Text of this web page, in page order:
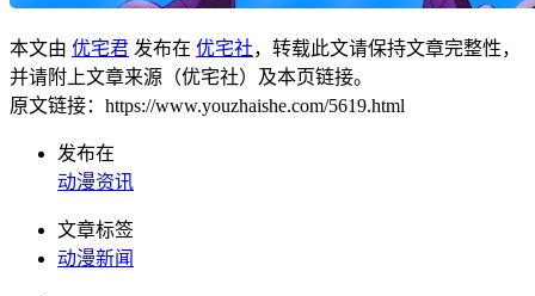
本文由 优宅君 发布在 优宅社，转载此文请保持文章完整性，
并请附上文章来源（优宅社）及本页链接。
原文链接：https://www.youzhaishe.com/5619.html
发布在
动漫资讯
文章标签
动漫新闻